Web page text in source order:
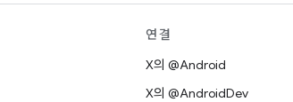
연결
X의 @Android
X의 @AndroidDev